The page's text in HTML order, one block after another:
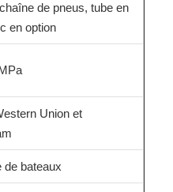
de pneus, tube en
en option
Union et
de bateaux